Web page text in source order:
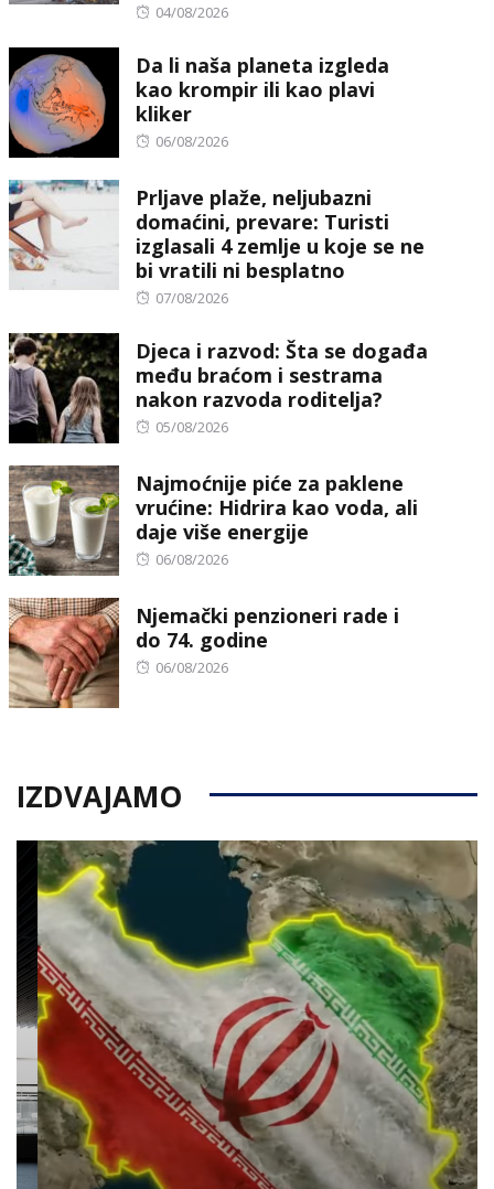
Posted
04/08/2026
Da li naša planeta izgleda
kao krompir ili kao plavi
kliker
Posted
06/08/2026
Prljave plaže, neljubazni
domaćini, prevare: Turisti
izglasali 4 zemlje u koje se ne
bi vratili ni besplatno
Posted
07/08/2026
Djeca i razvod: Šta se događa
među braćom i sestrama
nakon razvoda roditelja?
Posted
05/08/2026
Najmoćnije piće za paklene
vrućine: Hidrira kao voda, ali
daje više energije
Posted
06/08/2026
Njemački penzioneri rade i
do 74. godine
Posted
06/08/2026
IZDVAJAMO